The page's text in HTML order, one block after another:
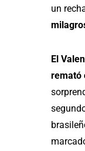
un
El
remató